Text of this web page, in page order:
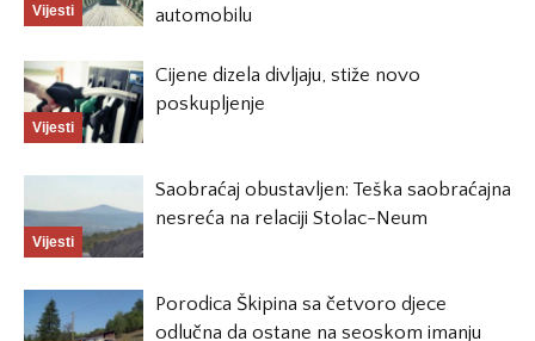
Vijesti
automobilu
Vijesti
Cijene dizela divljaju, stiže novo
poskupljenje
Vijesti
Saobraćaj obustavljen: Teška saobraćajna
nesreća na relaciji Stolac-Neum
Porodica Škipina sa četvoro djece
odlučna da ostane na seoskom imanju